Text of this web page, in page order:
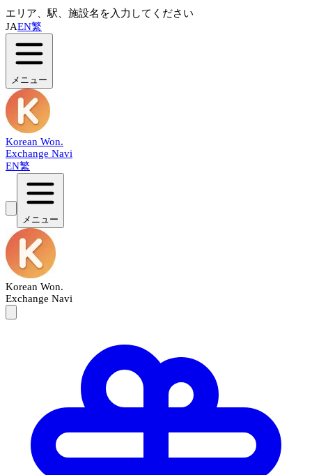
エリア、駅、施設名を入力してください
JAEN繁
メニュー
Korean Won.
Exchange Navi
EN繁
メニュー
Korean Won.
Exchange Navi